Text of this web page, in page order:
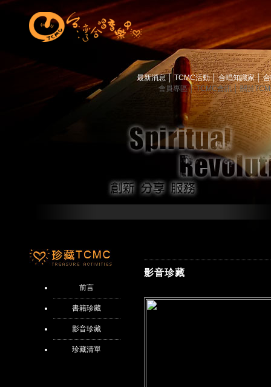
最新消息 TCMC活動│ 合唱知識家│
會員專區│ TCMC會訊│ 關於
前言
書籍珍藏
影音珍藏
珍藏清單
影音珍藏